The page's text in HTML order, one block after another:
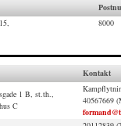
8000
Kontakt
1 B, st.th.,
C
40567669